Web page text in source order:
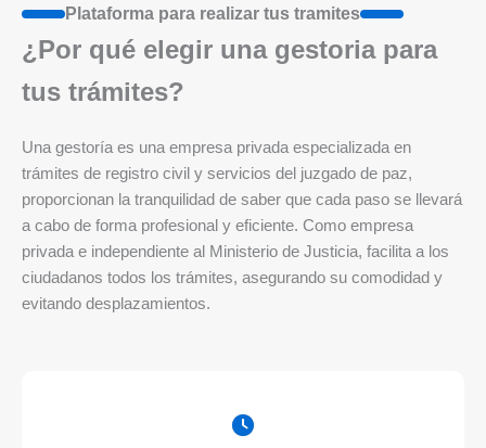
Plataforma para realizar tus tramites
¿Por qué elegir una gestoria para
tus trámites?
Una gestoría es una empresa privada especializada en
trámites de registro civil y servicios del juzgado de paz,
proporcionan la tranquilidad de saber que cada paso se llevará
a cabo de forma profesional y eficiente. Como empresa
privada e independiente al Ministerio de Justicia, facilita a los
ciudadanos todos los trámites, asegurando su comodidad y
evitando desplazamientos.